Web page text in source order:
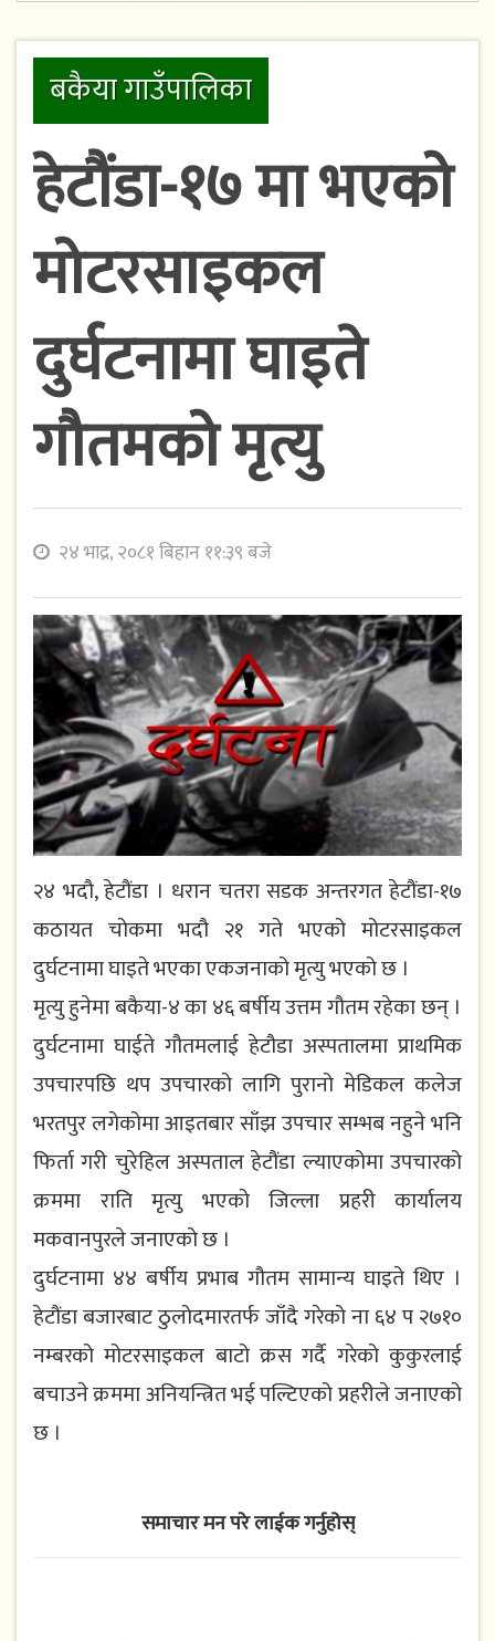
बकैया गाउँपालिका
हेटौंडा-१७ मा भएको
मोटरसाइकल
दुर्घटनामा घाइते
गौतमको मृत्यु
२४ भाद्र, २०८१ बिहान ११:३९ बजे
२४ भदौ, हेटौंडा । धरान चतरा सडक अन्तरगत हेटौंडा-१७
कठायत चोकमा भदौ २१ गते भएको मोटरसाइकल
दुर्घटनामा घाइते भएका एकजनाको मृत्यु भएको छ ।
मृत्यु हुनेमा बकैया-४ का ४६ बर्षीय उत्तम गौतम रहेका छन् ।
दुर्घटनामा घाईते गौतमलाई हेटौडा अस्पतालमा प्राथमिक
उपचारपछि थप उपचारको लागि पुरानो मेडिकल कलेज
भरतपुर लगेकोमा आइतबार साँझ उपचार सम्भब नहुने भनि
फिर्ता गरी चुरेहिल अस्पताल हेटौंडा ल्याएकोमा उपचारको
क्रममा राति मृत्यु भएको जिल्ला प्रहरी कार्यालय
मकवानपुरले जनाएको छ ।
दुर्घटनामा ४४ बर्षीय प्रभाब गौतम सामान्य घाइते थिए ।
हेटौंडा बजारबाट ठुलोदमारतर्फ जाँदै गरेको ना ६४ प २७१०
नम्बरको मोटरसाइकल बाटो क्रस गर्दै गरेको कुकुरलाई
बचाउने क्रममा अनियन्त्रित भई पल्टिएको प्रहरीले जनाएको
छ ।
समाचार मन परे लाईक गर्नुहोस्